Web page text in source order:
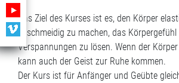
_
Das Ziel des Kurses ist es, den Körper
geschmeidig zu machen, das
Verspannungen zu lösen. Wenn der
kann auch der Geist zur Ruhe kommen.
Der Kurs ist für Anfänger und Geübte